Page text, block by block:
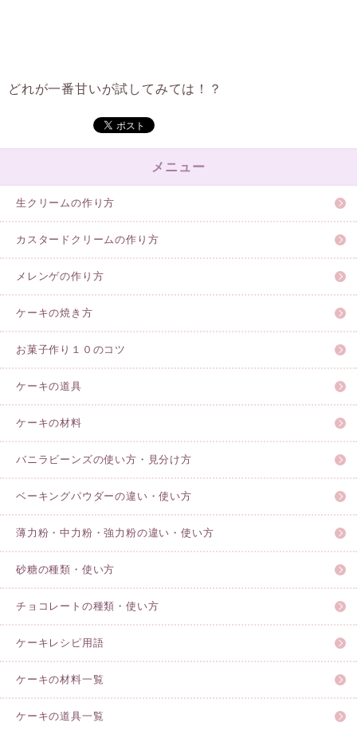
どれが一番甘いが試してみては！？
メニュー
生クリームの作り方
カスタードクリームの作り方
メレンゲの作り方
ケーキの焼き方
お菓子作り１０のコツ
ケーキの道具
ケーキの材料
バニラビーンズの使い方・見分け方
ベーキングパウダーの違い・使い方
薄力粉・中力粉・強力粉の違い・使い方
砂糖の種類・使い方
チョコレートの種類・使い方
ケーキレシピ用語
ケーキの材料一覧
ケーキの道具一覧